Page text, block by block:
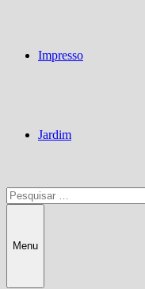
Impresso
Jardim
Pesquisar
por:
Menu